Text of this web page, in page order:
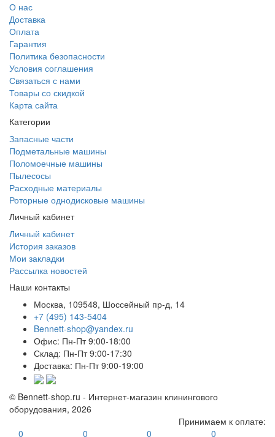
О нас
Доставка
Оплата
Гарантия
Политика безопасности
Условия соглашения
Связаться с нами
Товары со скидкой
Карта сайта
Категории
Запасные части
Подметальные машины
Поломоечные машины
Пылесосы
Расходные материалы
Роторные однодисковые машины
Личный кабинет
Личный кабинет
История заказов
Мои закладки
Рассылка новостей
Наши контакты
Москва, 109548, Шоссейный пр-д, 14
+7 (495) 143-5404
Bennett-shop@yandex.ru
Офис: Пн-Пт 9:00-18:00
Склад: Пн-Пт 9:00-17:30
Доставка: Пн-Пт 9:00-19:00
© Bennett-shop.ru - Интернет-магазин клинингового
оборудования, 2026
Принимаем к оплате:
0
0 0 0